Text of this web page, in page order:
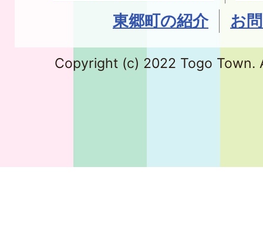
東郷町の紹介
お
Copyright (c) 2022 Togo Town.